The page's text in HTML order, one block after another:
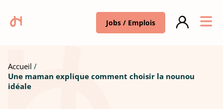
Jobs / Emplois
Accueil
Une maman explique comment choisir la nounou
idéale